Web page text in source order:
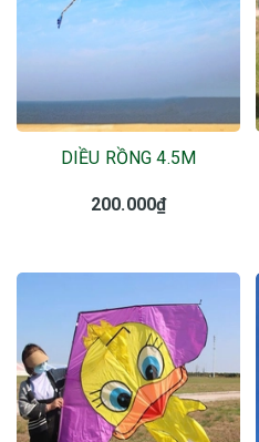
DIỀU RỒNG 4.5M
200.000₫